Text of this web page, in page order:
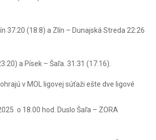
37:20 (18:8) a Zlín – Dunajská Streda 22:26
a Písek – Šaľa. 31:31 (17:16).
v MOL ligovej súťaži ešte dve ligové
o 18.00 hod. Duslo Šaľa – ZORA